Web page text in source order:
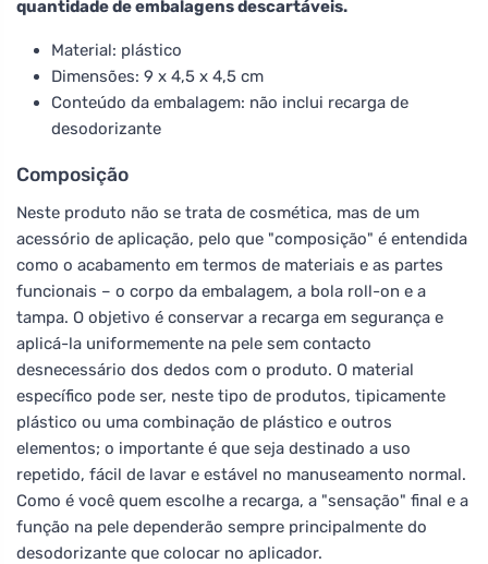
quantidade de embalagens descartáveis.
Material: plástico
Dimensões: 9 x 4,5 x 4,5 cm
Conteúdo da embalagem: não inclui recarga de
desodorizante
Composição
Neste produto não se trata de cosmética, mas de um
acessório de aplicação, pelo que "composição" é entendida
como o acabamento em termos de materiais e as partes
funcionais – o corpo da embalagem, a bola roll-on e a
tampa. O objetivo é conservar a recarga em segurança e
aplicá-la uniformemente na pele sem contacto
desnecessário dos dedos com o produto. O material
específico pode ser, neste tipo de produtos, tipicamente
plástico ou uma combinação de plástico e outros
elementos; o importante é que seja destinado a uso
repetido, fácil de lavar e estável no manuseamento normal.
Como é você quem escolhe a recarga, a "sensação" final e a
função na pele dependerão sempre principalmente do
desodorizante que colocar no aplicador.